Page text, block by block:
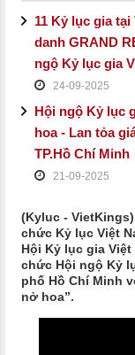
11 Kỷ lục gia
danh GRAND
ngộ Kỷ lục gia
24-09-2025
Hội ngộ Kỷ lục
hoa - Lan tỏa
TP.Hồ Chí Minh
21-09-2025
(Kyluc -
chức Kỷ lục Việt
Hội Kỷ lục gia
chức Hội ngộ Kỷ
phố Hồ Chí Minh
nở hoa”.